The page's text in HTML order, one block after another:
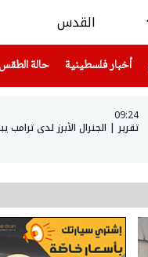
أخبار فلسطينية(current) حالة الطقس
09:24
تقرير | الجنرال الأبرز لدى ترامب يبحث عن